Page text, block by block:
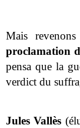
Mais
proclamation
pensa que la
verdict du
Jules Vallès (